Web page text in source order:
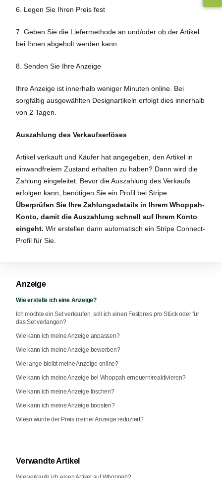
6. Legen Sie Ihren Preis fest
7. Geben Sie die Liefermethode an und/oder ob der Artikel
bei Ihnen abgeholt werden kann
8. Senden Sie Ihre Anzeige
Ihre Anzeige ist innerhalb weniger Minuten online. Bei
sorgfältig ausgewählten Designartikeln erfolgt dies innerhalb
von 2 Tagen.
Auszahlung des Verkaufserlöses
Artikel verkauft und Käufer hat angegeben, den Artikel in
einwandfreiem Zustand erhalten zu haben? Dann wird die
Zahlung eingeleitet. Bevor die Auszahlung des Verkaufs
erfolgen kann, benötigen Sie ein Profil bei Stripe.
Überprüfen Sie Ihre Zahlungsdetails in Ihrem Whoppah-
Konto, damit die Auszahlung schnell auf Ihrem Konto
eingeht. Wir erstellen dann automatisch ein Stripe Connect-
Profil für Sie.
Anzeige
Wie erstelle ich eine Anzeige?
Ich möchte ein Set verkaufen, soll ich einen Festpreis pro Stück oder für
das Set verlangen?
Wie kann ich meine Anzeige anpassen?
Wie kann ich meine Anzeige bewerben?
Wie lange bleibt meine Anzeige online?
Wie kann ich meine Anzeige bei Whoppah erneuern/reaktivieren?
Wie kann ich meine Anzeige löschen?
Wie kann ich meine Anzeige boosten?
Wieso wurde der Preis meiner Anzeige reduziert?
Verwandte Artikel